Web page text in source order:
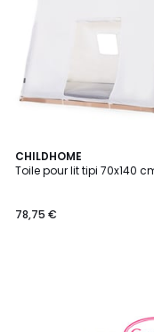
CHILDHOME
Toile pour lit tipi 70x140
78,75 €